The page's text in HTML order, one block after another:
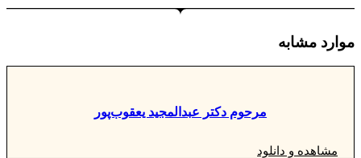
موارد مشابه
مرحوم دکتر عبدالمجید یعقوب‌پور
مشاهده و دانلود